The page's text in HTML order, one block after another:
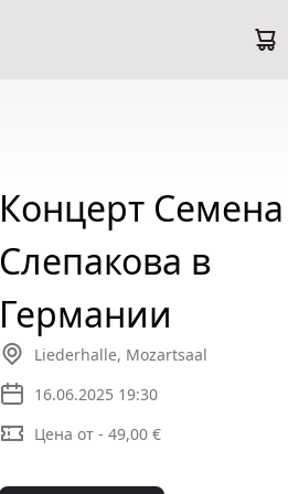
Концерт Семена
Слепакова в
Германии
Liederhalle, Mozartsaal
16.06.2025 19:30
Цена от - 49,00 €